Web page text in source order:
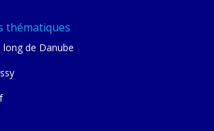
thématiques
de Danube